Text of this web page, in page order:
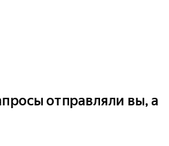
отправляли вы, а